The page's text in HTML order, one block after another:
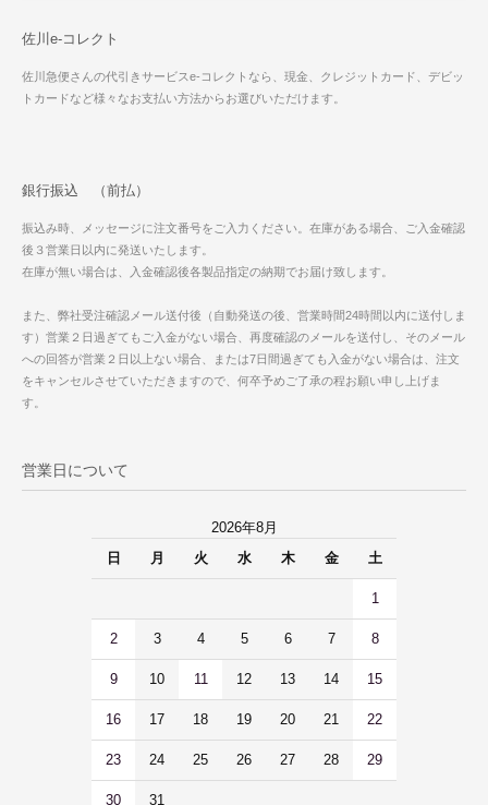
佐川e-コレクト
佐川急便さんの代引きサービスe-コレクトなら、現金、クレジットカード、デビッ
トカードなど様々なお支払い方法からお選びいただけます。
銀行振込 （前払）
振込み時、メッセージに注文番号をご入力ください。在庫がある場合、ご入金確認
後３営業日以内に発送いたします。
在庫が無い場合は、入金確認後各製品指定の納期でお届け致します。
また、弊社受注確認メール送付後（自動発送の後、営業時間24時間以内に送付しま
す）営業２日過ぎてもご入金がない場合、再度確認のメールを送付し、そのメール
への回答が営業２日以上ない場合、または7日間過ぎても入金がない場合は、注文
をキャンセルさせていただきますので、何卒予めご了承の程お願い申し上げま
す。
営業日について
2026年8月
日
月 火 水 木 金 土
1
2 3 4 5 6 7 8
9 10 11 12 13 14 15
16 17 18 19 20 21 22
23 24 25 26 27 28 29
30 31